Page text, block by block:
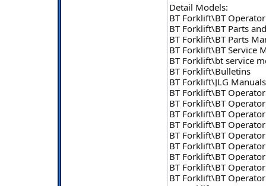
Detail Models:
BT Forklift\BT
BT Forklift\BT Parts
BT Forklift\BT Parts
BT Forklift\BT Service
BT Forklift\bt service
BT Forklift\Bulletins
BT Forklift\JLG Manuals
BT Forklift\BT
BT Forklift\BT
BT Forklift\BT
BT Forklift\BT
BT Forklift\BT
BT Forklift\BT
BT Forklift\BT
BT Forklift\BT
BT Forklift\BT